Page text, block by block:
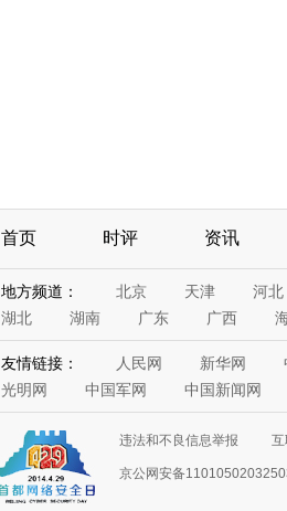
首页 时评 资讯
地方频道： 北京 天津 河北
湖北
湖南 广东 广西
友情链接： 人民网 新华网
光明网
中国军网 中国新闻网
违法和不良信息举报
京公网安备